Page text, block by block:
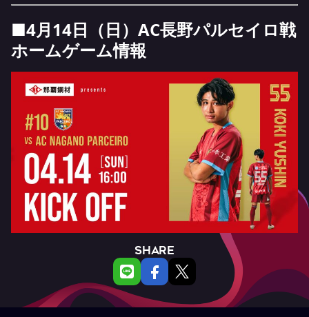
■4月14日（日）AC長野パルセイロ戦
ホームゲーム情報
SHARE